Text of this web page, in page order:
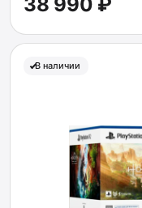
В наличии